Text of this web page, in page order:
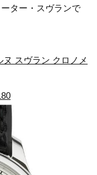
ター・スヴランで
スヴラン クロノメ